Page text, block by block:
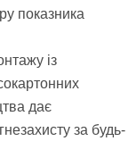
показника
із
дає
за будь-